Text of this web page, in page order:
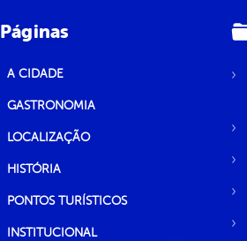
Páginas
A CIDADE
GASTRONOMIA
LOCALIZAÇÃO
HISTÓRIA
PONTOS TURÍSTICOS
INSTITUCIONAL